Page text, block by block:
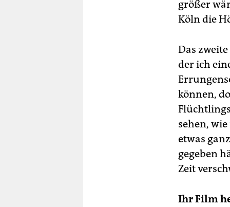
größer
Köln die
Das
der ich
können,
sehen,
etwas
gegeben
Zeit
Ihr Film